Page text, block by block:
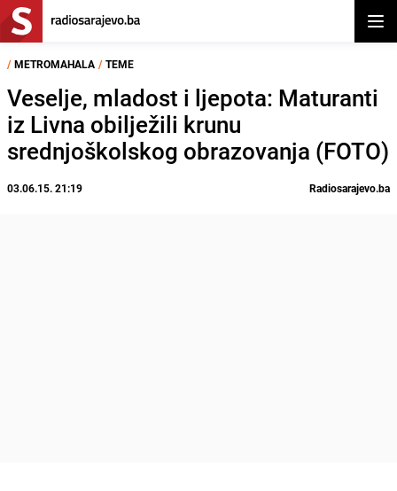
/ METROMAHALA / TEME
Veselje, mladost i ljepota: Maturanti
iz Livna obilježili krunu
srednjoškolskog obrazovanja (FOTO)
03.06.15. 21:19 Radiosarajevo.ba